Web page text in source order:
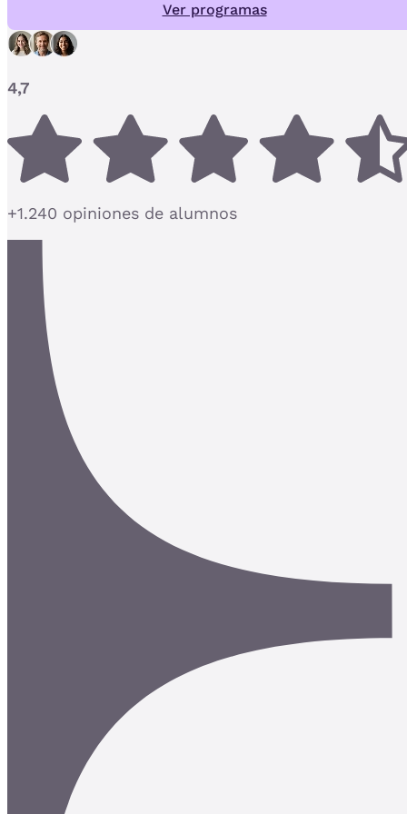
Ver programas
4,7
+1.240 opiniones de alumnos